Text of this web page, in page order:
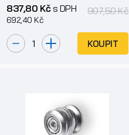
837,80 Kčs DPH
692,40 Kč
907,50 Kč
KOUPIT